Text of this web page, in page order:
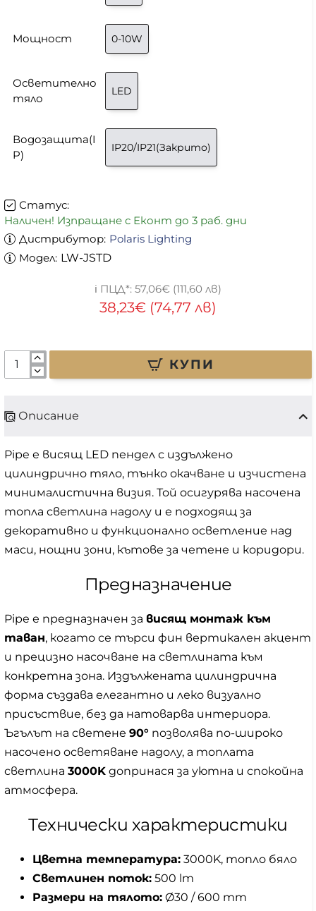
Статус:
Наличен! Изпращане с Еконт до 3 раб. дни
Дистрибутор: Polaris Lighting
Модел: LW-JSTD
38,23€ (74,77 лв)
57,06€ (111,60 лв)
Мощност 0-10W
Осветително
тяло
LED
Водозащита(I
P)
IP20/IP21(Закрито)
КУПИ
Описание
Pipe е висящ LED пендел с издължено
цилиндрично тяло, тънко окачване и изчистена
минималистична визия. Той осигурява насочена
топла светлина надолу и е подходящ за
декоративно и функционално осветление над
маси, нощни зони, кътове за четене и коридори.
Предназначение
Pipe е предназначен за висящ монтаж към
таван, когато се търси фин вертикален акцент
и прецизно насочване на светлината към
конкретна зона. Издължената цилиндрична
форма създава елегантно и леко визуално
присъствие, без да натоварва интериора.
Ъгълът на светене 90° позволява по-широко
насочено осветяване надолу, а топлата
светлина 3000K допринася за уютна и спокойна
атмосфера.
Технически характеристики
Цветна температура: 3000K, топло бяло
Светлинен поток: 500 lm
Размери на тялото: Ø30 / 600 mm